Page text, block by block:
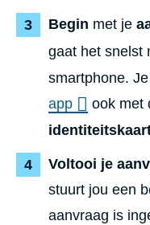
Begin met je
gaat het snelst
smartphone.
app
ook met
Voltooi je
stuurt jou een
aanvraag is